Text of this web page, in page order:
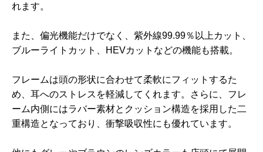
れます。
また、偏光機能だけでなく、紫外線99.99％以上カット、
ブルーライトカット、HEVカットなどの機能も搭載。
フレームは頭の形状に合わせて柔軟にフィットするた
め、耳へのストレスを軽減してくれます。さらに、フレ
ーム内側にはラバー素材とクッション構造を採用した二
重構造となっており、衝撃吸収性にも優れています。